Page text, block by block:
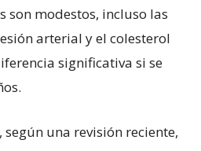
son modestos, incluso las
arterial y el colesterol
significativa si se
según una revisión reciente,